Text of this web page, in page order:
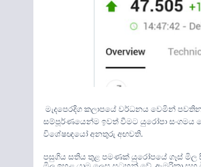
මැදපෙරදිග කලාපයේ වර්ධනය වෙමින්
සම්පූර්ණයෙන්ම ඉවත් වීමට යුරෝපා සංගමය
විශේෂඥයෝ අනතුරු අඟවති.
පසුගිය සතිය තුළ පමණක් යුරෝපයේ ගෑස් මිල